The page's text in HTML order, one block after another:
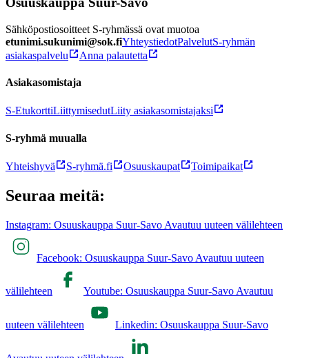
Sähköpostiosoitteet S-ryhmässä ovat muotoa
etunimi.sukunimi@sok.fiYhteystiedotPalvelutS-ryhmän
asiakaspalvelu
Anna palautetta
Asiakasomistaja
S-EtukorttiLiittymisedutLiity asiakasomistajaksi
S-ryhmä muualla
Yhteishyvä S-ryhmä.fi Osuuskaupat Toimipaikat
Seuraa meitä:
Instagram: Osuuskauppa Suur-Savo Avautuu uuteen välilehteen
Facebook: Osuuskauppa Suur-Savo Avautuu uuteen
välilehteen Youtube: Osuuskauppa Suur-Savo Avautuu
uuteen välilehteen Linkedin: Osuuskauppa Suur-Savo